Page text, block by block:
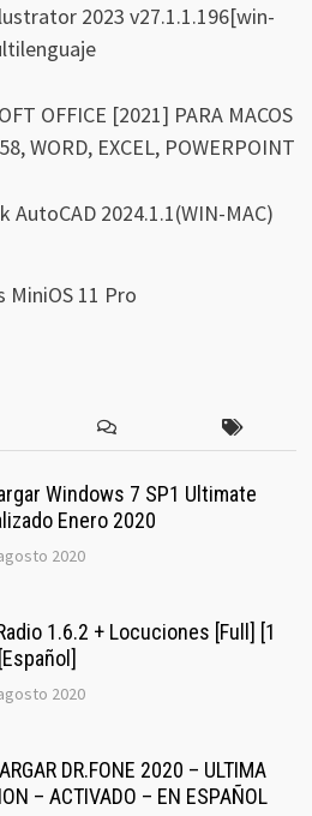
2023 v27.1.1.196[win-
OFFICE [2021] PARA MACOS
WORD, EXCEL, POWERPOINT
AutoCAD 2024.1.1(WIN-MAC)
MiniOS 11 Pro
Windows 7 SP1 Ultimate
Enero 2020
2020
1.6.2 + Locuciones [Full] [1
2020
DR.FONE 2020 – ULTIMA
– ACTIVADO – EN ESPAÑOL